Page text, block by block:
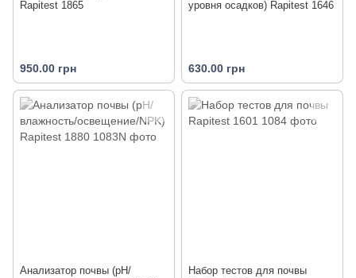
Rapitest 1865
950.00 грн
уровня осадков) Rapitest 1646
630.00 грн
Анализатор почвы (pH/
Набор тестов для почвы